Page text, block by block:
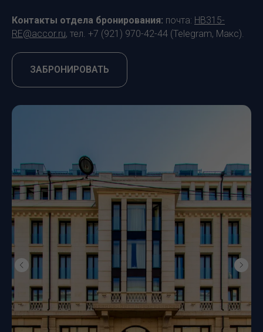
Контакты отдела бронирования: почта: HB315-
RE@accor.ru, тел. +7 (921) 970-42-44 (Telegram, Макс).
ЗАБРОНИРОВАТЬ